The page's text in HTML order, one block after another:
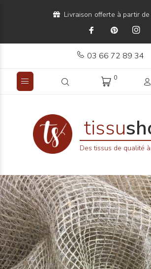
Livraison offerte à partir
03 66 72 89 34
0
tissu
Des tissus de qualité